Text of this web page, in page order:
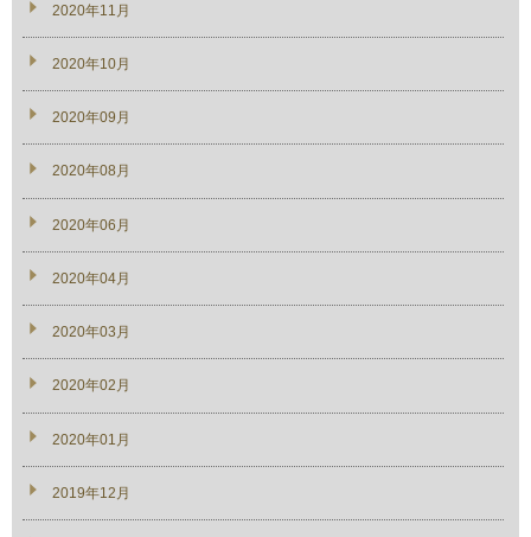
2020年11月
2020年10月
2020年09月
2020年08月
2020年06月
2020年04月
2020年03月
2020年02月
2020年01月
2019年12月